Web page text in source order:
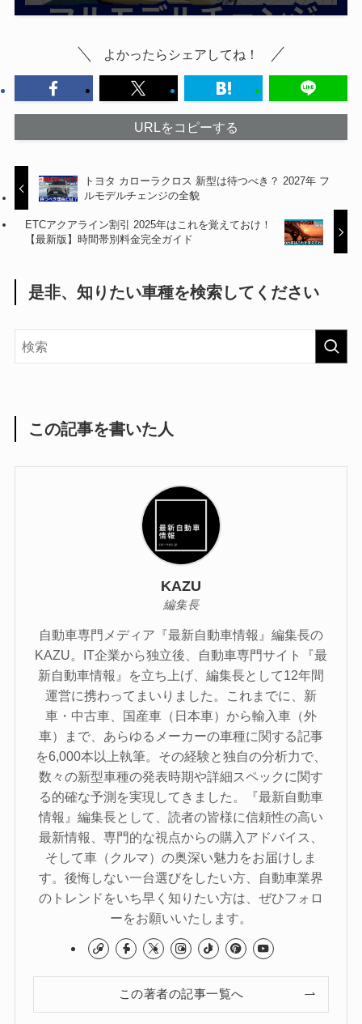
よかったらシェアしてね！
URLをコピーする
トヨタ カローラクロス 新型は待つべき？ 2027年 フ
ルモデルチェンジの全貌
ETCアクアライン割引 2025年はこれを覚えておけ！
【最新版】時間帯別料金完全ガイド
是非、知りたい車種を検索してください
この記事を書いた人
KAZU
編集長
自動車専門メディア『最新自動車情報』編集長の
KAZU。IT企業から独立後、自動車専門サイト『最
新自動車情報』を立ち上げ、編集長として12年間
運営に携わってまいりました。これまでに、新
車・中古車、国産車（日本車）から輸入車（外
車）まで、あらゆるメーカーの車種に関する記事
を6,000本以上執筆。その経験と独自の分析力で、
数々の新型車種の発表時期や詳細スペックに関す
る的確な予測を実現してきました。『最新自動車
情報』編集長として、読者の皆様に信頼性の高い
最新情報、専門的な視点からの購入アドバイス、
そして車（クルマ）の奥深い魅力をお届けしま
す。後悔しない一台選びをしたい方、自動車業界
のトレンドをいち早く知りたい方は、ぜひフォロ
ーをお願いいたします。
この著者の記事一覧へ